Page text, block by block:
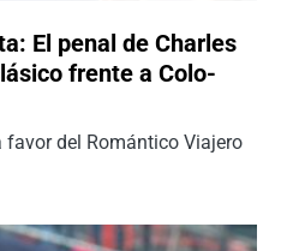
El penal de Charles
frente a Colo-
favor del Romántico Viajero